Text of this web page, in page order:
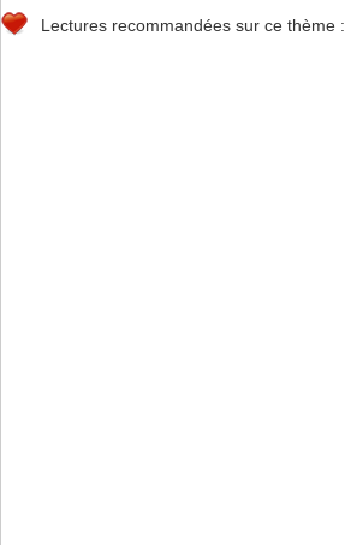
Lectures recommandées sur ce thème :